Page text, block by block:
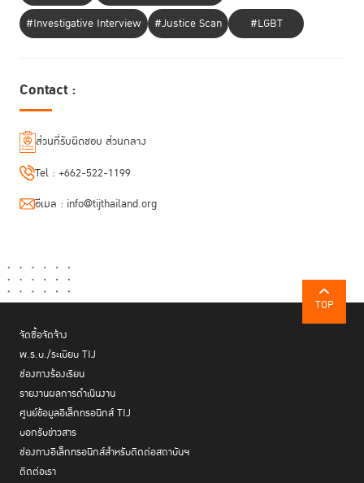
#Investigative Interview
#Justice Scan #LGBT
Contact :
ส่วนที่รับผิดชอบ ส่วนกลาง
Tel : +662-522-1199
อีเมล : info@tijthailand.org
TOP
จัดซื้อจัดจ้าง
พ.ร.บ./ระเบียบ TIJ
ช่องทางร้องเรียน
รายงานผลการดำเนินงาน
ศูนย์ข้อมูลอิเล็กทรอนิกส์ TIJ
บอกรับข่าวสาร
ช่องทางอิเล็กทรอนิกส์สำหรับติดต่อสถาบันฯ
ติดต่อเรา